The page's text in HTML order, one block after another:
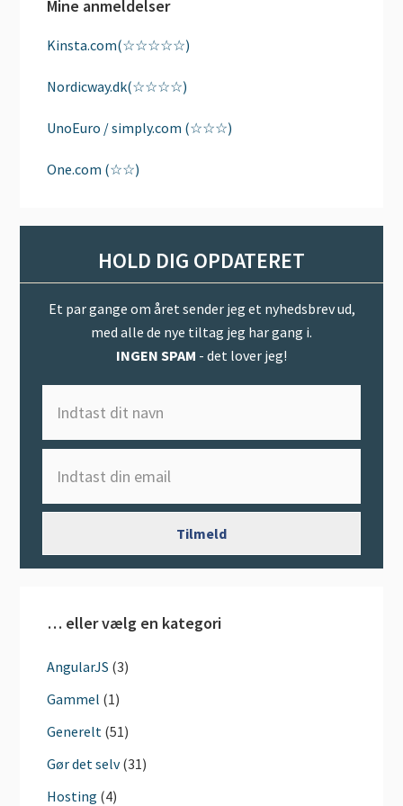
Mine anmeldelser
Kinsta.com(☆☆☆☆☆)
Nordicway.dk(☆☆☆☆)
UnoEuro / simply.com (☆☆☆)
One.com (☆☆)
HOLD DIG OPDATERET
Et par gange om året sender jeg et nyhedsbrev ud,
med alle de nye tiltag jeg har gang i.
INGEN SPAM - det lover jeg!
… eller vælg en kategori
AngularJS (3)
Gammel (1)
Generelt (51)
Gør det selv(31)
Hosting (4)